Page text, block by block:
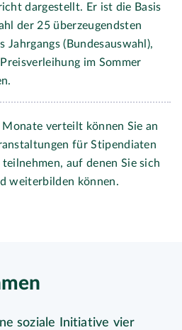
dargestellt. Er ist die Basis
der 25 überzeugendsten
Jahrgangs (Bundesauswahl),
im Sommer
verteilt können Sie an
für Stipendiaten
teilnehmen, auf denen Sie sich
weiterbilden können.
soziale Initiative vier